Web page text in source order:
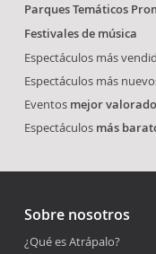
Parques Temáticos
Festivales de música
Espectáculos más
Espectáculos más
Eventos mejor
Espectáculos más
Sobre nosotros
¿Qué es Atrápalo?